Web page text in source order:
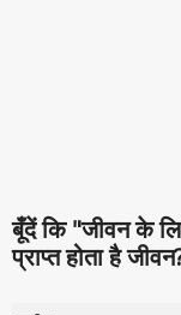
बूँदें कि "जीवन के
प्राप्त होता है